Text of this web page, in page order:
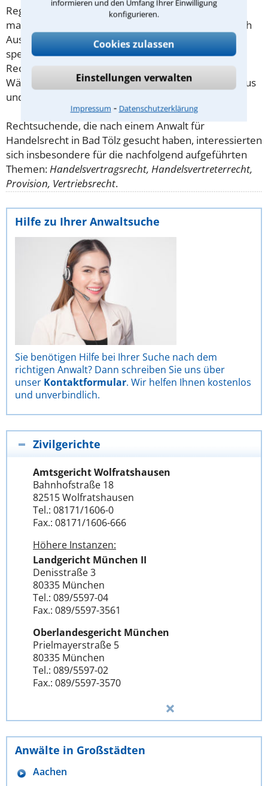
informieren und den Umfang Ihrer Einwilligung
konfigurieren.
Cookies zulassen
Einstellungen verwalten
Impressum ⁃ Datenschutzerklärung
Regelungen im Handelsrecht für alle Kaufleute. Für
manche Branchen oder Firmengrößen gibt es jedoch
Ausnahmen. Ein im Handelsrecht auf Ihren Bereich
spezialisierter Anwalt kann Ihnen bei Ihrem
Rechtsproblem kompetent und konsequent helfen.
Wählen Sie einen Anwalt Handelsrecht in Bad Tölz aus
und kontaktieren Sie diesen unverbindlich.
Rechtsuchende, die nach einem Anwalt für
Handelsrecht in Bad Tölz gesucht haben, interessierten
sich insbesondere für die nachfolgend aufgeführten
Themen:Handelsvertragsrecht, Handelsvertreterrecht,
Provision, Vertriebsrecht.
Hilfe zu Ihrer Anwaltsuche
Sie benötigen Hilfe bei Ihrer Suche nach dem
richtigen Anwalt? Dann schreiben Sie uns über
unser Kontaktformular. Wir helfen Ihnen kostenlos
und unverbindlich.
Zivilgerichte
Amtsgericht Wolfratshausen
Bahnhofstraße 18
82515 Wolfratshausen
Tel.: 08171/1606-0
Fax.: 08171/1606-666
Höhere Instanzen:
Landgericht München II
Denisstraße 3
80335 München
Tel.: 089/5597-04
Fax.: 089/5597-3561
Oberlandesgericht München
Prielmayerstraße 5
80335 München
Tel.: 089/5597-02
Fax.: 089/5597-3570
Anwälte in Großstädten
Aachen